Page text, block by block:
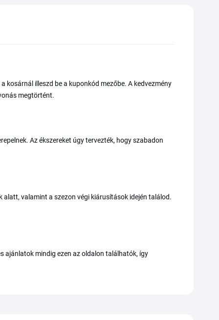
illeszd be a kuponkód mezőbe. A kedvezmény
megtörtént.
Az ékszereket úgy tervezték, hogy szabadon
alatt, valamint a szezon végi kiárusítások idején találod.
ajánlatok mindig ezen az oldalon találhatók, így